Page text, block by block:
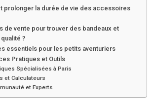
prolonger la durée de vie des accessoires
de vente pour trouver des bandeaux et
?
essentiels pour les petits aventuriers
Pratiques et Outils
Spécialisées à Paris
et Calculateurs
et Experts